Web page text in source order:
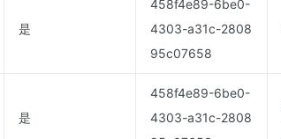
是
458f4e89-6be0-
4303-a31c-2808
95c07658
是
458f4e89-6be0-
4303-a31c-2808